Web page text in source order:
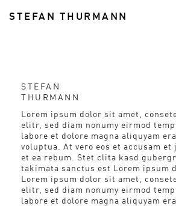
STEFAN THURMANN
FOOD
STEFAN
THURMANN
Lorem ipsum dolor sit amet,
elitr, sed diam nonumy eirmod
labore et dolore magna aliquyam
voluptua. At vero eos et accusam et
et ea rebum. Stet clita kasd
takimata sanctus est Lorem ipsum
Lorem ipsum dolor sit amet,
elitr, sed diam nonumy eirmod
labore et dolore magna aliquyam